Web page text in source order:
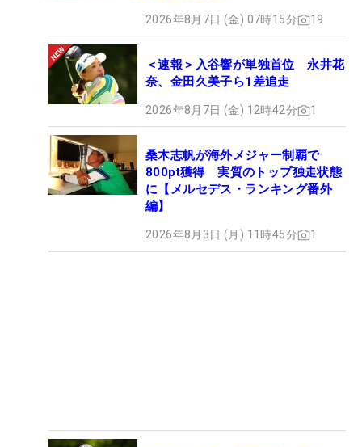
2026年8月7日 (金) 07時15分 19
＜速報＞入谷響が単独首位 永井花
奈、金田久美子ら1差追走
2026年8月7日 (金) 12時42分 1
桑木志帆が海外メジャー制覇で
800pt獲得 実質のトップ独走状態
に【メルセデス・ランキング番外
編】
2026年8月3日 (月) 11時45分 1